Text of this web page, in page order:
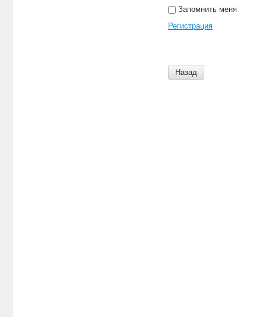
Запомнить меня
Регистрация
Назад